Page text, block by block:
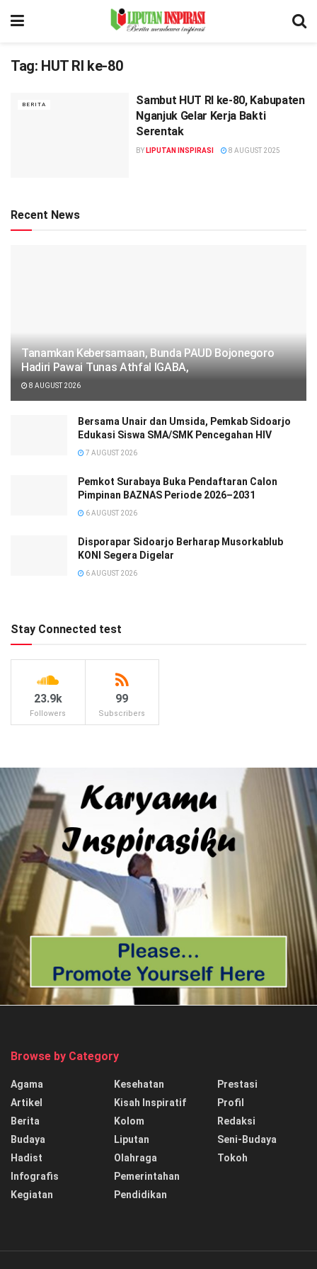
Tag: HUT RI ke-80
BERITA
Sambut HUT RI ke-80, Kabupaten
Nganjuk Gelar Kerja Bakti
Serentak
BY LIPUTAN INSPIRASI 8 AUGUST 2025
Recent News
Tanamkan Kebersamaan, Bunda PAUD Bojonegoro
Hadiri Pawai Tunas Athfal IGABA,
8 AUGUST 2026
Bersama Unair dan Umsida, Pemkab Sidoarjo
Edukasi Siswa SMA/SMK Pencegahan HIV
7 AUGUST 2026
Pemkot Surabaya Buka Pendaftaran Calon
Pimpinan BAZNAS Periode 2026–2031
6 AUGUST 2026
Disporapar Sidoarjo Berharap Musorkablub
KONI Segera Digelar
6 AUGUST 2026
Stay Connected test
23.9k
Followers
99
Subscribers
Browse by Category
Agama
Artikel
Berita
Budaya
Hadist
Infografis
Kegiatan
Kesehatan
Kisah Inspiratif
Kolom
Liputan
Olahraga
Pemerintahan
Pendidikan
Prestasi
Profil
Redaksi
Seni-Budaya
Tokoh